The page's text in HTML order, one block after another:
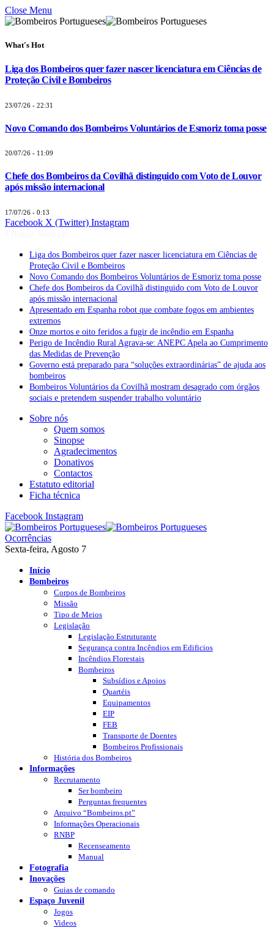
Close Menu
What's Hot
Liga dos Bombeiros quer fazer nascer licenciatura em Ciências de
Proteção Civil e Bombeiros
23/07/26 - 22:31
Novo Comando dos Bombeiros Voluntários de Esmoriz toma posse
20/07/26 - 11:09
Chefe dos Bombeiros da Covilhã distinguido com Voto de Louvor
após missão internacional
17/07/26 - 0:13
Facebook X (Twitter) Instagram
Liga dos Bombeiros quer fazer nascer licenciatura em Ciências de
Proteção Civil e Bombeiros
Novo Comando dos Bombeiros Voluntários de Esmoriz toma posse
Chefe dos Bombeiros da Covilhã distinguido com Voto de Louvor
após missão internacional
Apresentado em Espanha robot que combate fogos em ambientes
extremos
Onze mortos e oito feridos a fugir de incêndio em Espanha
Perigo de Incêndio Rural Agrava-se: ANEPC Apela ao Cumprimento
das Medidas de Prevenção
Governo está preparado para “soluções extraordinárias” de ajuda aos
bombeiros
Bombeiros Voluntários da Covilhã mostram desagrado com órgãos
sociais e pretendem suspender trabalho voluntário
Sobre nós
Quem somos
Sinopse
Agradecimentos
Donativos
Contactos
Estatuto editorial
Ficha técnica
Facebook Instagram
Ocorrências
Sexta-feira, Agosto 7
Início
Bombeiros
Corpos de Bombeiros
Missão
Tipo de Meios
Legislação
Legislação Estruturante
Segurança contra Incêndios em Edificios
Incêndios Florestais
Bombeiros
Subsídios e Apoios
Quartéis
Equipamentos
EIP
FEB
Transporte de Doentes
Bombeiros Profissionais
História dos Bombeiros
Informações
Recrutamento
Ser bombeiro
Perguntas frequentes
Arquivo “Bombeiros.pt”
Informações Operacionais
RNBP
Recenseamento
Manual
Fotografia
Inovações
Guias de comando
Espaço Juvenil
Jogos
Videos